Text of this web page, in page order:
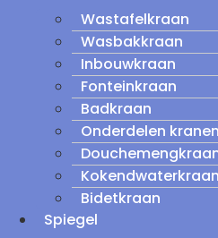
Wastafelkraan
Wasbakkraan
Inbouwkraan
Fonteinkraan
Badkraan
Onderdelen kranen
Kokendwaterkraan
Bidetkraan
Spiegel